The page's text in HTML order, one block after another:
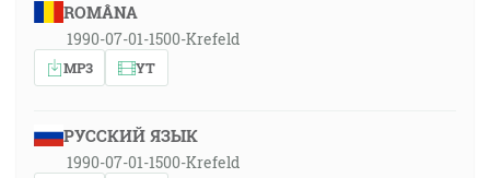
ROMÂNA
1990-07-01-1500-Krefeld
MP3 YT
РУССКИЙ ЯЗЫК
1990-07-01-1500-Krefeld